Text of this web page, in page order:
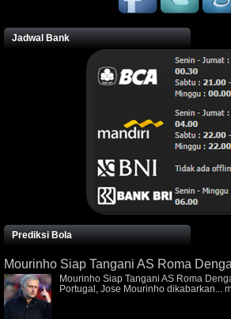
Jadwal Bank
Prediksi Bola
Mourinho Siap Tangani AS Roma
Mourinho Siap Tangani AS Roma
Portugal, Jose Mourinho dikabarkan...